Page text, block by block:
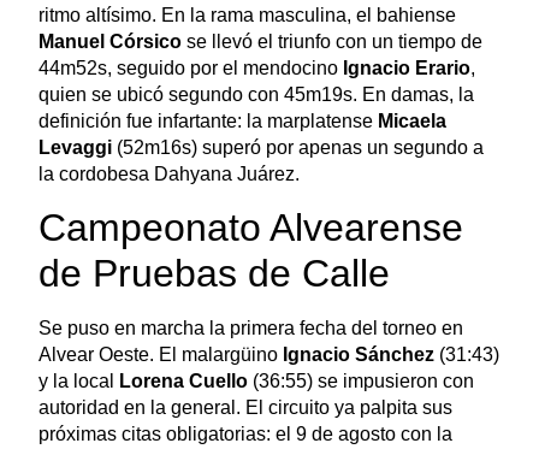
ritmo altísimo. En la rama masculina, el bahiense
Manuel Córsicose llevó el triunfo con un tiempo de
44m52s, seguido por el mendocino Ignacio Erario,
quien se ubicó segundo con 45m19s. En damas, la
definición fue infartante: la marplatense Micaela
Levaggi(52m16s) superó por apenas un segundo a
la cordobesa Dahyana Juárez.
Campeonato Alvearense
de Pruebas de Calle
Se puso en marcha la primera fecha del torneo en
Alvear Oeste. El malargüino Ignacio Sánchez(31:43)
y la local
Lorena Cuello(36:55) se impusieron con
autoridad en la general. El circuito ya palpita sus
próximas citas obligatorias: el 9 de agosto con la